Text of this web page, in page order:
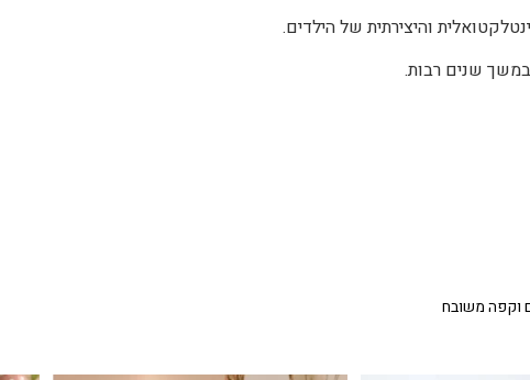
והיצירתית של הילדים.
שנים רבות.
וקפה משובח